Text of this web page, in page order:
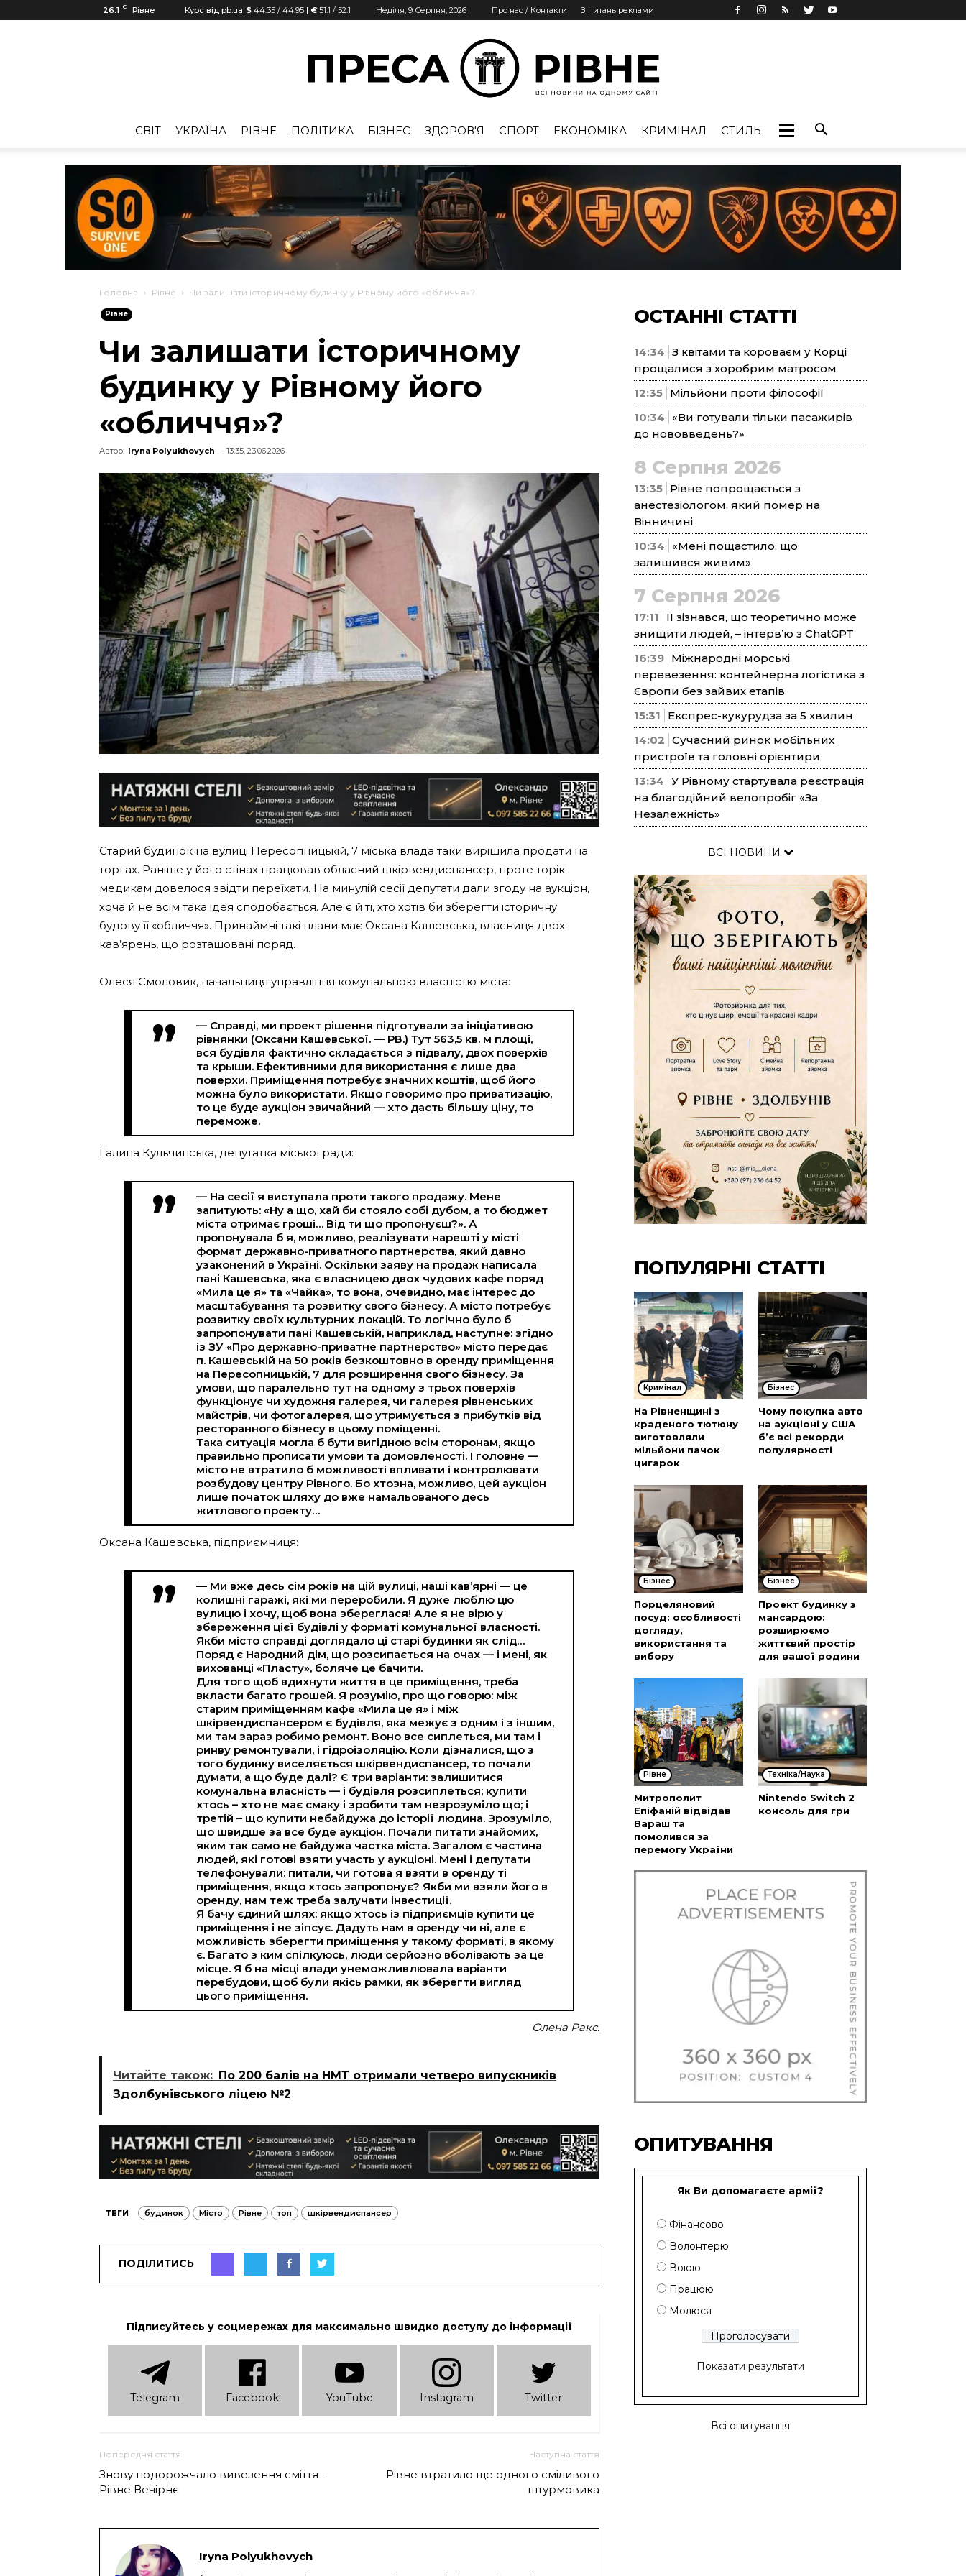
26.1 C Рівне Курс від pb.ua: $ 44.35 / 44.95 | € 51.1 / 52.1 Неділя, 9 Серпня, 2026 Про нас / Контакти З питань реклами
Рівне
CВІТ УКРАЇНА РІВНЕ ПОЛІТИКА БІЗНЕС ЗДОРОВ'Я СПОРТ ЕКОНОМІКА КРИМІНАЛ СТИЛЬ
Головна Рівне Чи залишати історичному будинку у Рівному його «обличчя»?
Рівне
Чи залишати історичному
будинку у Рівному його
«обличчя»?
Автор: Iryna Polyukhovych - 13:35, 23.06.2026
Старий будинок на вулиці Пересопницькій, 7 міська влада таки вирішила продати на
торгах. Раніше у його стінах працював обласний шкірвендиспансер, проте торік
медикам довелося звідти переїхати. На минулій сесії депутати дали згоду на аукціон,
хоча й не всім така ідея сподобається. Але є й ті, хто хотів би зберегти історичну
будову її «обличчя». Принаймні такі плани має Оксана Кашевська, власниця двох
кав’ярень, що розташовані поряд.
Олеся Смоловик, начальниця управління комунальною власністю міста:
— Справді, ми проект рішення підготували за ініціативою
рівнянки (Оксани Кашевської. — РВ.) Тут 563,5 кв. м площі,
вся будівля фактично складається з підвалу, двох поверхів
та крыши. Ефективними для використання є лише два
поверхи. Приміщення потребує значних коштів, щоб його
можна було використати. Якщо говоримо про приватизацію,
то це буде аукціон звичайний — хто дасть більшу ціну, то
переможе.
Галина Кульчинська, депутатка міської ради:
— На сесії я виступала проти такого продажу. Мене
запитують: «Ну а що, хай би стояло собі дубом, а то бюджет
міста отримає гроші… Від ти що пропонуєш?». А
пропонувала б я, можливо, реалізувати нарешті у місті
формат державно-приватного партнерства, який давно
узаконений в Україні. Оскільки заяву на продаж написала
пані Кашевська, яка є власницею двох чудових кафе поряд
«Мила це я» та «Чайка», то вона, очевидно, має інтерес до
масштабування та розвитку свого бізнесу. А місто потребує
розвитку своїх культурних локацій. То логічно було б
запропонувати пані Кашевській, наприклад, наступне: згідно
із ЗУ «Про державно-приватне партнерство» місто передає
п. Кашевській на 50 років безкоштовно в оренду приміщення
на Пересопницькій, 7 для розширення свого бізнесу. За
умови, що паралельно тут на одному з трьох поверхів
функціонує чи художня галерея, чи галерея рівненських
майстрів, чи фотогалерея, що утримується з прибутків від
ресторанного бізнесу в цьому поміщенні.
Така ситуація могла б бути вигідною всім сторонам, якщо
правильно прописати умови та домовленості. І головне —
місто не втратило б можливості впливати і контролювати
розбудову центру Рівного. Бо хтозна, можливо, цей аукціон
лише початок шляху до вже намальованого десь
житлового проекту…
Оксана Кашевська, підприємниця:
— Ми вже десь сім років на цій вулиці, наші кав’ярні — це
колишні гаражі, які ми переробили. Я дуже люблю цю
вулицю і хочу, щоб вона збереглася! Але я не вірю у
збереження цієї будівлі у форматі комунальної власності.
Якби місто справді доглядало ці старі будинки як слід…
Поряд є Народний дім, що розсипається на очах — і мені, як
вихованці «Пласту», боляче це бачити.
Для того щоб вдихнути життя в це приміщення, треба
вкласти багато грошей. Я розумію, про що говорю: між
старим приміщенням кафе «Мила це я» і між
шкірвендиспансером є будівля, яка межує з одним і з іншим,
ми там зараз робимо ремонт. Воно все сиплеться, ми там і
ринву ремонтували, і гідроізоляцію. Коли дізналися, що з
того будинку виселяється шкірвендиспансер, то почали
думати, а що буде далі? Є три варіанти: залишитися
комунальна власність — і будівля розсиплеться; купити
хтось – хто не має смаку і зробити там незрозуміло що; і
третій – що купити небайдужа до історії людина. Зрозуміло,
що швидше за все буде аукціон. Почали питати знайомих,
яким так само не байдужа частка міста. Загалом є частина
людей, які готові взяти участь у аукціоні. Мені і депутати
телефонували: питали, чи готова я взяти в оренду ті
приміщення, якщо хтось запропонує? Якби ми взяли його в
оренду, нам теж треба залучати інвестиції.
Я бачу єдиний шлях: якщо хтось із підприємців купити це
приміщення і не зіпсує. Дадуть нам в оренду чи ні, але є
можливість зберегти приміщення у такому форматі, в якому
є. Багато з ким спілкуюсь, люди серйозно вболівають за це
місце. Я б на місці влади унеможливлювала варіанти
перебудови, щоб були якісь рамки, як зберегти вигляд
цього приміщення.
Олена Ракс.
Читайте також: По 200 балів на НМТ отримали четверо випускників
Здолбунівського ліцею №2
ТЕГИ будинок Місто Рівне топ шкірвендиспансер
ПОДІЛИТИСЬ
Підписуйтесь у соцмережах для максимально швидко доступу до інформації
Telеgram Facebook YouTube Instagram Twitter
Попередня стаття
Знову подорожчало вивезення сміття –
Рівне Вечірнє
Наступна стаття
Рівне втратило ще одного сміливого
штурмовика
Iryna Polyukhovych
ОСТАННІ СТАТТІ
14:34 З квітами та короваєм у Корці
прощалися з хоробрим матросом
12:35 Мільйони проти філософії
10:34
«Ви готували тільки пасажирів
до нововведень?»
8 Серпня 2026
13:35 Рівне попрощається з
анестезіологом, який помер на
Вінничині
10:34
«Мені пощастило, що
залишився живим»
7 Серпня 2026
17:11
ІІ зізнався, що теоретично може
знищити людей, – інтерв’ю з ChatGPT
16:39 Міжнародні морські
перевезення: контейнерна логістика з
Європи без зайвих етапів
15:31
Експрес-кукурудза за 5 хвилин
14:02 Сучасний ринок мобільних
пристроїв та головні орієнтири
13:34 У Рівному стартувала реєстрація
на благодійний велопробіг «За
Незалежність»
ВСІ НОВИНИ
ПОПУЛЯРНІ СТАТТІ
Кримінал
На Рівненщині з
краденого тютюну
виготовляли
мільйони пачок
цигарок
Бізнес
Чому покупка авто
на аукціоні у США
б’є всі рекорди
популярності
Бізнес
Порцеляновий
посуд: особливості
догляду,
використання та
вибору
Бізнес
Проект будинку з
мансардою:
розширюємо
життєвий простір
для вашої родини
Рівне
Митрополит
Епіфаній відвідав
Вараш та
помолився за
перемогу України
Техніка/Наука
Nintendo Switch 2
консоль для гри
ОПИТУВАННЯ
Як Ви допомагаєте армії?
Фінансово
Волонтерю
Воюю
Працюю
Молюся
Показати результати
Всі опитування